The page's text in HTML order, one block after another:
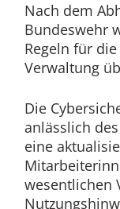
Nach dem
Bundeswehr
Regeln für
Verwaltung
Die
anlässlich
eine
wesentlichen